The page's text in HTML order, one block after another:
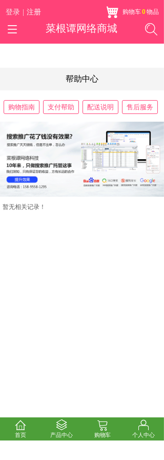
菜根谭网络商城
登录 注册 购物车0物品
帮助中心
购物指南 支付帮助 配送说明 售后服务
暂无相关记录！
首页 产品中心 购物车 个人中心